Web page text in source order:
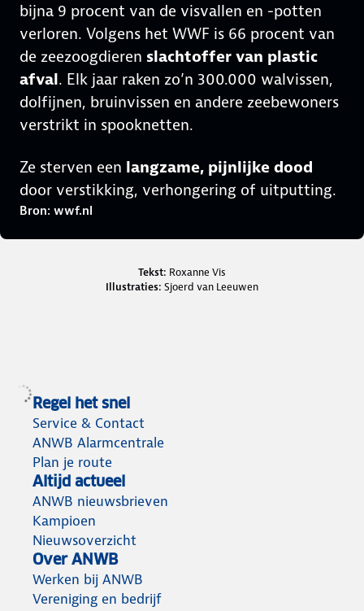
bijna 9 procent van de visvallen en -potten
verloren. Volgens het WWF is 66 procent van
de zeezoogdieren slachtoffer van plastic
afval. Elk jaar raken zo’n 300.000 walvissen,
dolfijnen, bruinvissen en andere zeebewoners
verstrikt in spooknetten.
Ze sterven een langzame, pijnlijke dood
door verstikking, verhongering of uitputting.
Bron: wwf.nl
Tekst: Roxanne Vis
Illustraties: Sjoerd van Leeuwen
Regel het snel
Service & Contact
ANWB Alarmcentrale
Plan je route
Altijd actueel
ANWB nieuwsbrieven
Kampioen
Nieuwsoverzicht
Over ANWB
Werken bij ANWB
Vereniging en bedrijf